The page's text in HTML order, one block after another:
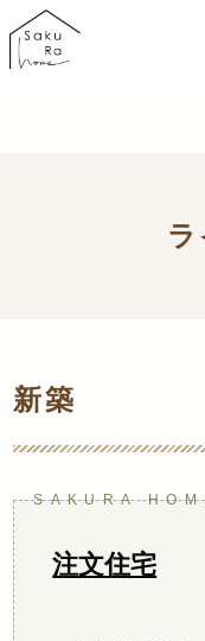
新築
注文住宅